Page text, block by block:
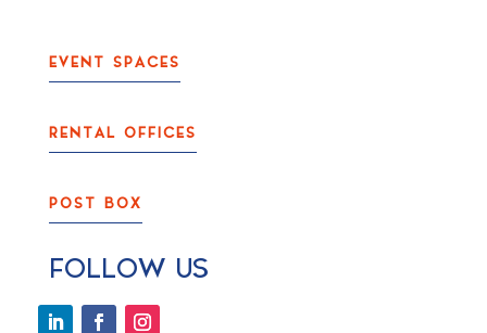
EVENT SPACES
RENTAL OFFICES
POST BOX
FOLLOW US